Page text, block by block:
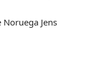
Jens